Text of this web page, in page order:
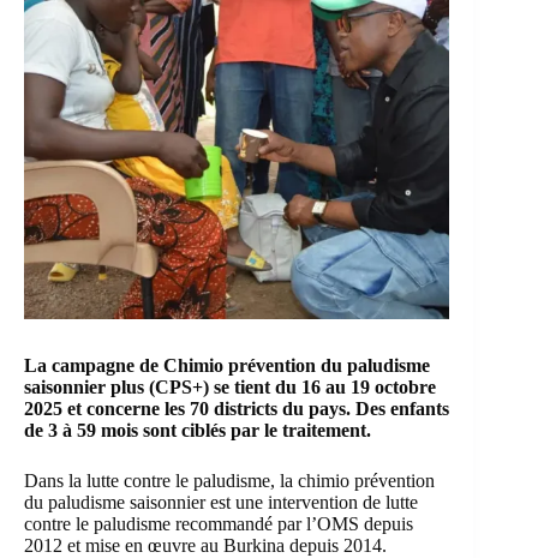
La campagne de Chimio prévention du paludisme
saisonnier plus (CPS+) se tient du 16 au 19 octobre
2025 et concerne les 70 districts du pays. Des enfants
de 3 à 59 mois sont ciblés par le traitement.
Dans la lutte contre le paludisme, la chimio prévention
du paludisme saisonnier est une intervention de lutte
contre le paludisme recommandé par l’OMS depuis
2012 et mise en œuvre au Burkina depuis 2014.